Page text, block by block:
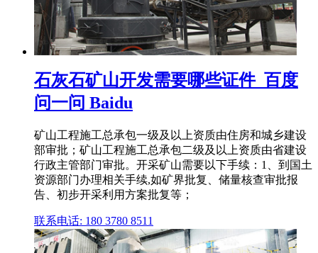
石灰石矿山开发需要哪些证件_百度
问一问 Baidu
矿山工程施工总承包一级及以上资质由住房和城乡建设
部审批；矿山工程施工总承包二级及以上资质由省建设
行政主管部门审批。开采矿山需要以下手续：1、到国土
资源部门办理相关手续,如矿界批复、储量核查审批报
告、初步开采利用方案批复等；
联系电话: 180 3780 8511